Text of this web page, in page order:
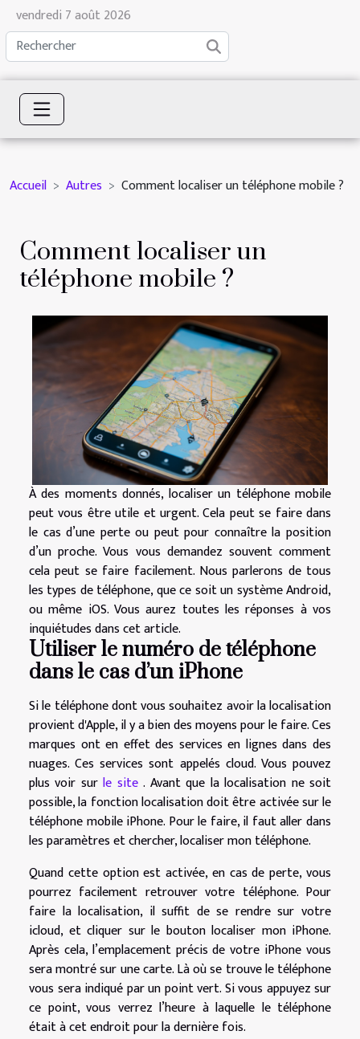
vendredi 7 août 2026
Accueil Autres Comment localiser un téléphone mobile ?
Comment localiser un
téléphone mobile ?
À des moments donnés, localiser un téléphone mobile
peut vous être utile et urgent. Cela peut se faire dans
le cas d’une perte ou peut pour connaître la position
d’un proche. Vous vous demandez souvent comment
cela peut se faire facilement. Nous parlerons de tous
les types de téléphone, que ce soit un système Android,
ou même iOS. Vous aurez toutes les réponses à vos
inquiétudes dans cet article.
Utiliser le numéro de téléphone
dans le cas d’un iPhone
Si le téléphone dont vous souhaitez avoir la localisation
provient d'Apple, il y a bien des moyens pour le faire. Ces
marques ont en effet des services en lignes dans des
nuages. Ces services sont appelés cloud. Vous pouvez
plus voir surle site. Avant que la localisation ne soit
possible, la fonction localisation doit être activée sur le
téléphone mobile iPhone. Pour le faire, il faut aller dans
les paramètres et chercher, localiser mon téléphone.
Quand cette option est activée, en cas de perte, vous
pourrez facilement retrouver votre téléphone. Pour
faire la localisation, il suffit de se rendre sur votre
icloud, et cliquer sur le bouton localiser mon iPhone.
Après cela, l’emplacement précis de votre iPhone vous
sera montré sur une carte. Là où se trouve le téléphone
vous sera indiqué par un point vert. Si vous appuyez sur
ce point, vous verrez l’heure à laquelle le téléphone
était à cet endroit pour la dernière fois.